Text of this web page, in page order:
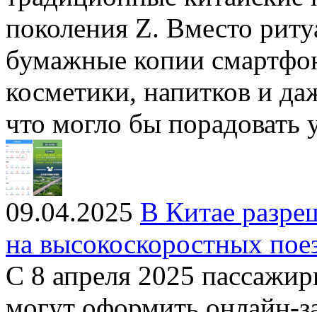
поколения Z. Вместо
бумажные копии
косметики, напитков и
что могло бы
09.04.2025 В Китае
на высокоскоростных
С 8 апреля 2025